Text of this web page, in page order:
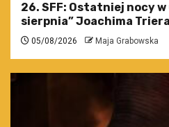
26. SFF: Ostatniej nocy w
sierpnia” Joachima Triera
05/08/2026 Maja Grabowska